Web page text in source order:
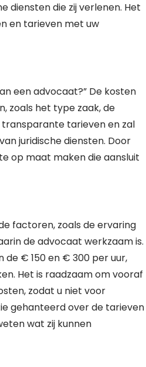
diensten die zij verlenen. Het
en tarieven met uw
een advocaat?” De kosten
zoals het type zaak, de
tarieven en zal
juridische diensten. Door
op maat maken die aansluit
factoren, zoals de ervaring
de advocaat werkzaam is.
€ 150 en € 300 per uur,
Het is raadzaam om vooraf
zodat u niet voor
gehanteerd over de tarieven
wat zij kunnen